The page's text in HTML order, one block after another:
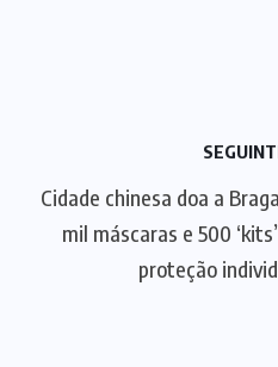
Cidade chinesa doa a
mil máscaras e 500
proteção